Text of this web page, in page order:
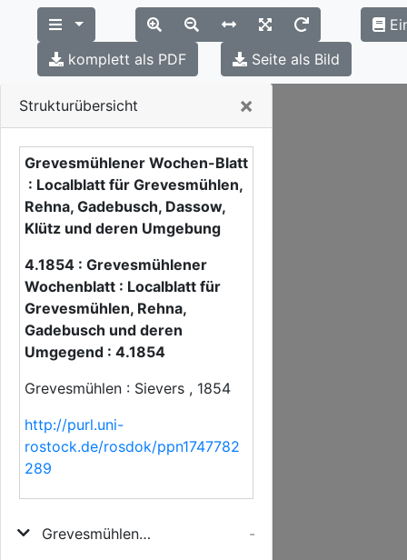
Strukturübersicht ×
Grevesmühlener Wochen-Blatt
: Localblatt für Grevesmühlen,
Rehna, Gadebusch, Dassow,
Klütz und deren Umgebung
4.1854 : Grevesmühlener
Wochenblatt : Localblatt für
Grevesmühlen, Rehna,
Gadebusch und deren
Umgegend : 4.1854
Grevesmühlen : Sievers , 1854
http://purl.uni-
rostock.de/rosdok/ppn1747782
289
Grevesmühlener Wochen-Blatt
-
komplett als PDF
Seite als Bild